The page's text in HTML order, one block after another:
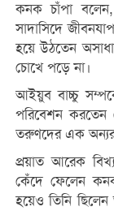
কনক চাঁপা বলেন,
সাদাসিদে
হয়ে উঠতেন
চোখে পড়ে না।
আইয়ুব বাচ্চু
পরিবেশন করতেন
তরুণদের এক
প্রয়াত আরেক
কেঁদে ফেলেন
হয়েও তিনি ছিলেন